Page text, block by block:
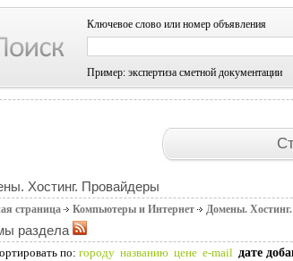
Ключевое слово или номер объявления
Пример: экспертиза сметной документации
Хостинг. Провайдеры
страница Компьютеры и Интернет Домены.
раздела
по: городу названию цене e-mail дате